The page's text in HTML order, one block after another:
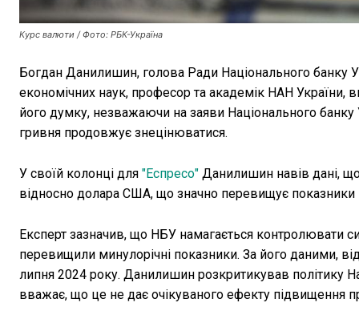
Курс валюти / Фото: РБК-Україна
Богдан Данилишин, голова Ради Національного банку
економічних наук, професор та академік НАН України,
його думку, незважаючи на заяви Національного
гривня продовжує знецінюватися.
У своїй колонці для "Еспресо" Данилишин навів дані,
відносно долара США, що значно перевищує показники
Експерт зазначив, що НБУ намагається контролювати
перевищили минулорічні показники. За його даними,
липня 2024 року. Данилишин розкритикував політику
вважає, що це не дає очікуваного ефекту підвищення